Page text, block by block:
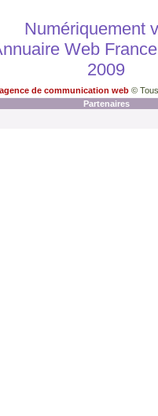
Numériquement
Web
2009
agence de communication web ©
Partenaires